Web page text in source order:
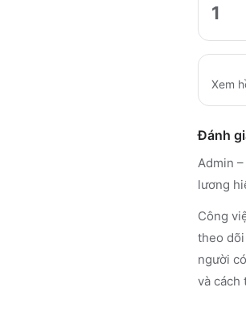
1
Xem
Đánh
Admin
lương
Công
theo
người
và cách